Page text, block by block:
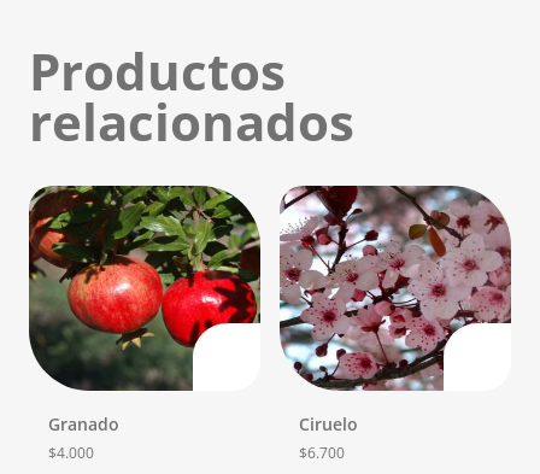
Productos
relacionados
Granado
$4.000
Ciruelo
$6.700